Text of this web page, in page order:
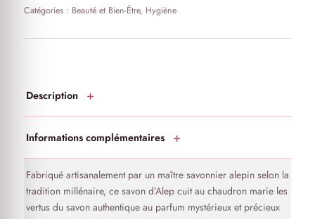
100% naturel & végétal
– sans huile de palme
Fabrication artisanale– cuit au chaudron traditionnel
L’essence royale de l’Oud :
✓Parfum noble: l’Oud, surnommé “l’or noir” de la
parfumerie
✓Fragrance intense: sillage profond et mystérieux
✓Tradition orientale: essence utilisée depuis des
millénaires
✓Nettoyage délicat: respecte même les zones
Catégories : Beauté et Bien-Être, Hygiène
Description
Informations complémentaires
Fabriqué artisanalement par un maître savonnier alepin selon la
tradition millénaire, ce savon d’Alep cuit au chaudron marie les
vertus du savon authentique au parfum mystérieux et précieux